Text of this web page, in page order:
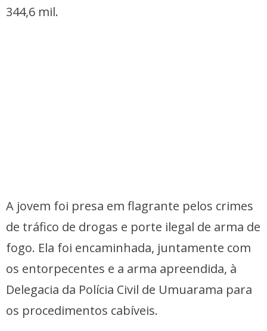
344,6 mil.
A jovem foi presa em flagrante pelos crimes
de tráfico de drogas e porte ilegal de arma de
fogo. Ela foi encaminhada, juntamente com
os entorpecentes e a arma apreendida, à
Delegacia da Polícia Civil de Umuarama para
os procedimentos cabíveis.